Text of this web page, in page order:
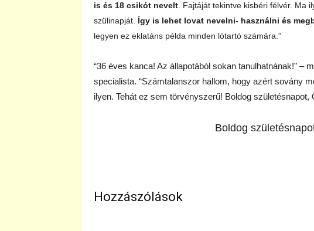
is és 18 csikót nevelt . Fajtáját tekintve kisbéri félvér. Ma
szülinapját. Így is lehet lovat nevelni- használni és
legyen ez eklatáns példa minden lótartó számára.”
“36 éves kanca! Az állapotából sokan tanulhatnának!” –
specialista. “Számtalanszor hallom, hogy azért sovány
ilyen. Tehát ez sem törvényszerű! Boldog születésnapot,
Boldog
Hozzászólások